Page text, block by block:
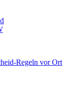
Regeln vor Ort